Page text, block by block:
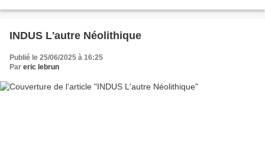
INDUS L'autre Néolithique
Publié le 25/06/2025 à 16:25
Par eric lebrun